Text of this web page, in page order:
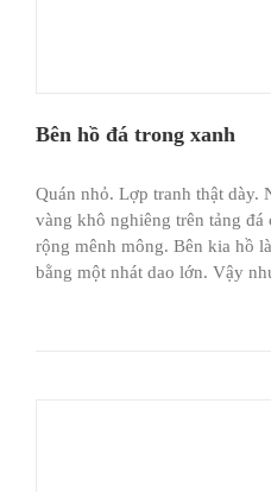
Bên hồ đá trong xanh
Quán nhỏ. Lợp tranh thật dày.
vàng khô nghiêng trên tảng
rộng mênh mông. Bên kia hồ
bằng một nhát dao lớn. Vậy